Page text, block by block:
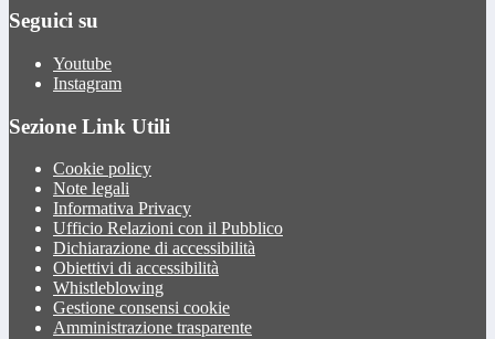
Seguici su
Youtube
Instagram
Sezione Link Utili
Cookie policy
Note legali
Informativa Privacy
Ufficio Relazioni con il Pubblico
Dichiarazione di accessibilità
Obiettivi di accessibilità
Whistleblowing
Gestione consensi cookie
Amministrazione trasparente